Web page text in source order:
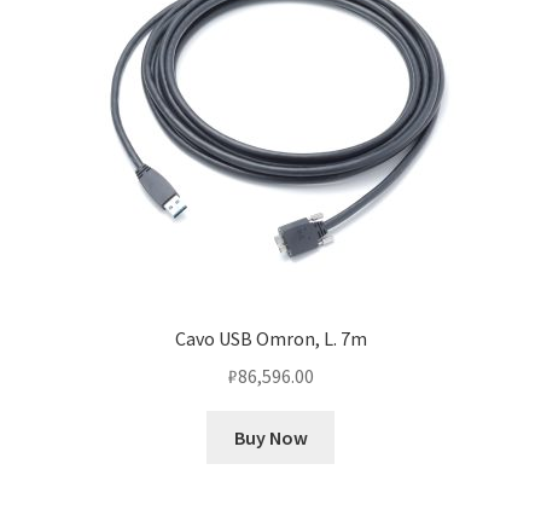
Cavo USB Omron, L. 7m
₽86,596.00
Buy Now